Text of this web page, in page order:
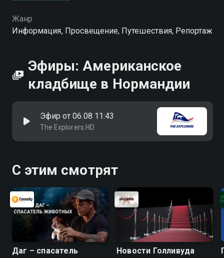
Жанр
Информация, Просвещение, Путешествия, Репортаж
Эфиры: Американское
кладбище в Нормандии
Эфир от 06.08 11:43
The Explorers HD
С этим смотрят
Даг – спасатель
Новости Голливуда